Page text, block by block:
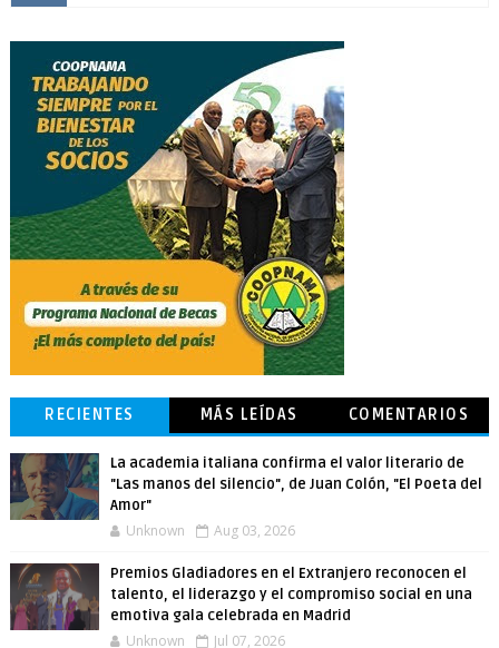
RECIENTES MÁS LEÍDAS COMENTARIOS
La academia italiana confirma el valor literario de
"Las manos del silencio", de Juan Colón, "El Poeta del
Amor"
Unknown Aug 03, 2026
Premios Gladiadores en el Extranjero reconocen el
talento, el liderazgo y el compromiso social en una
emotiva gala celebrada en Madrid
Unknown Jul 07, 2026